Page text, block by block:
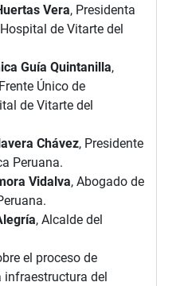
Vera, Presidenta
de Vitarte del
Guía Quintanilla,
Único de
de Vitarte del
Chávez, Presidente
Peruana.
Vidalva, Abogado de
, Alcalde del
el proceso de
infraestructura del